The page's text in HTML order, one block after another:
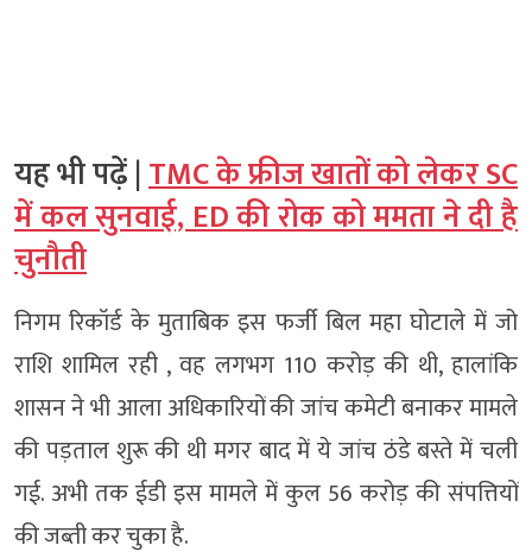
यह भी पढ़ें |TMC के फ्रीज खातों को लेकर SC
में कल सुनवाई, ED की रोक को ममता ने दी है
चुनौती
निगम रिकॉर्ड के मुताबिक इस फर्जी बिल महा घोटाले में जो
राशि शामिल रही , वह लगभग 110 करोड़ की थी, हालांकि
शासन ने भी आला अधिकारियों की जांच कमेटी बनाकर मामले
की पड़ताल शुरू की थी मगर बाद में ये जांच ठंडे बस्ते में चली
गई. अभी तक ईडी इस मामले में कुल 56 करोड़ की संपत्तियों
की जब्ती कर चुका है.